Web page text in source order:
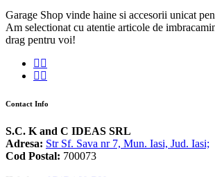
Garage Shop vinde haine si accesorii unicat
Am selectionat cu atentie articole de
drag pentru voi!
Contact Info
S.C. K and C IDEAS SRL
Adresa: Str Sf. Sava nr 7, Mun. Iasi, Jud. Iasi;
Cod Postal: 700073